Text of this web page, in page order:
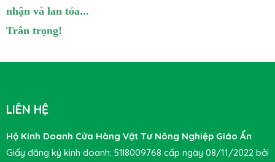
nhận và lan tỏa...
Trân trọng!
LIÊN HỆ
Hộ Kinh Doanh Cửa Hàng Vật Tư Nông Nghiệp Giáo Ẩn
Giấy đăng ký kinh doanh: 51I8009768 cấp ngày 08/11/2022 bởi